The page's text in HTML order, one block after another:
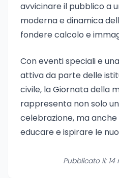
avvicinare il pubblico a
moderna e dinamica
fondere calcolo e
Con eventi speciali e
attiva da parte delle
civile, la Giornata della
rappresenta non solo
celebrazione, ma
educare e ispirare le
Pubblicato il: